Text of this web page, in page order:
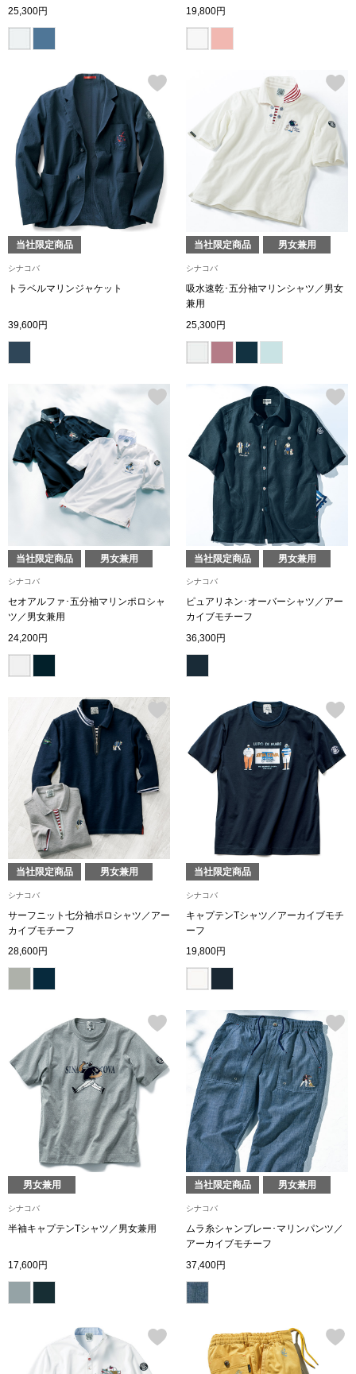
集
すべて見る
／チュニック
ダーウェア
アクセサリー
ン雑貨
Miss Kyouko／ミスキョウコ
集
ビー すべて見る
ク
トートバッグ
ハンドバッグ
ショルダーバ
ブリーフケース
クラッチバッグ
リュック･バッ
ボストンバッグ
スーツケース
その他
シューズ
ブーツ
サンダル
その他
財布／小物
その他
ウオッチ／ア
ウオッチ
ネックレス
ブレスレット
ファッション
25,300円
19,800円
当社限定商品
シナコバ
トラベルマリンジャケット
39,600円
当社限定商品 男女兼用
シナコバ
吸水速乾･五分袖マリンシャツ／男女
兼用
25,300円
当社限定商品 男女兼用
シナコバ
セオアルファ･五分袖マリンポロシャ
ツ／男女兼用
24,200円
当社限定商品 男女兼用
シナコバ
ピュアリネン･オーバーシャツ／アー
カイブモチーフ
36,300円
当社限定商品 男女兼用
シナコバ
サーフニット七分袖ポロシャツ／アー
カイブモチーフ
28,600円
当社限定商品
シナコバ
キャプテンTシャツ／アーカイブモチ
ーフ
19,800円
男女兼用
シナコバ
半袖キャプテンTシャツ／男女兼用
17,600円
当社限定商品 男女兼用
シナコバ
ムラ糸シャンブレー･マリンパンツ／
アーカイブモチーフ
37,400円